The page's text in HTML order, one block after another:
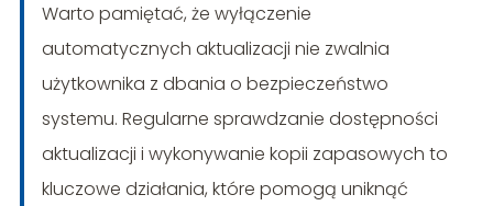
Warto pamiętać, że wyłączenie
automatycznych aktualizacji nie zwalnia
użytkownika z dbania o bezpieczeństwo
systemu. Regularne sprawdzanie dostępności
aktualizacji i wykonywanie kopii zapasowych to
kluczowe działania, które pomogą uniknąć